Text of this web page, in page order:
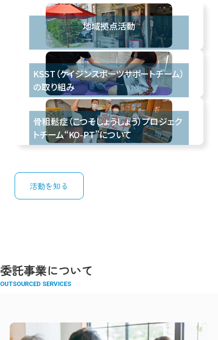
地域拠点活動
KSST（ケイジンスポーツサポートチーム）
の取り組み
骨粗鬆症（こつそしょうしょう）プロジェク
トチーム“KO-PT”について
活動を知る
委託事業について